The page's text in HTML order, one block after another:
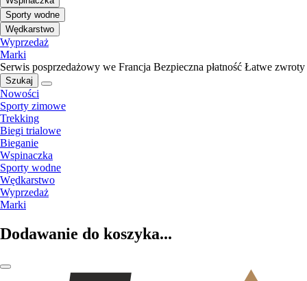
Sporty wodne
Wędkarstwo
Wyprzedaż
Marki
Serwis posprzedażowy we Francja Bezpieczna płatność Łatwe zwroty
Szukaj
Nowości
Sporty zimowe
Trekking
Biegi trialowe
Bieganie
Wspinaczka
Sporty wodne
Wędkarstwo
Wyprzedaż
Marki
Dodawanie do koszyka...